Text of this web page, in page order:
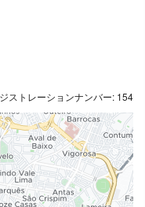
ストレーションナンバー: 154